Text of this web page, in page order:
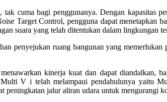
cuma bagi penggunanya. Dengan kapasitas
Target Control, pengguna dapat
suara yang telah ditentukan dalam lingkungan
penyejukan ruang bangunan yang
kinerja kuat dan dapat diandalkan,
V i telah melampaui pendahulunya yaitu
peningkatan jalur aliran udara untuk mengurangi